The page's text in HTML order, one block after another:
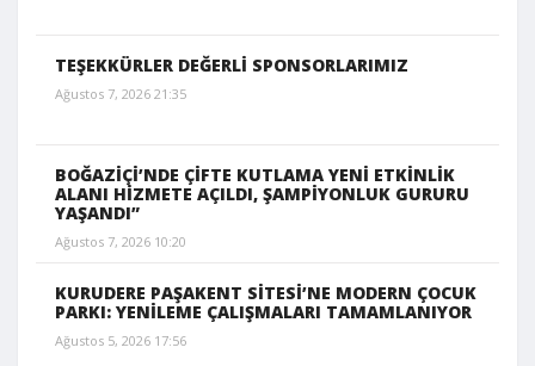
TEŞEKKÜRLER DEĞERLİ SPONSORLARIMIZ
Ağustos 7, 2026 21:35
BOĞAZİÇİ’NDE ÇİFTE KUTLAMA YENİ ETKİNLİK
ALANI HİZMETE AÇILDI, ŞAMPİYONLUK GURURU
YAŞANDI”
Ağustos 7, 2026 10:20
KURUDERE PAŞAKENT SİTESİ’NE MODERN ÇOCUK
PARKI: YENİLEME ÇALIŞMALARI TAMAMLANIYOR
Ağustos 5, 2026 17:56